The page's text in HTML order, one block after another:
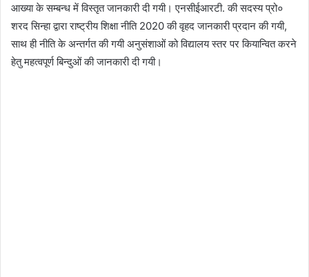
आख्या के सम्बन्ध में विस्तृत जानकारी दी गयी। एनसीईआरटी. की सदस्य प्रो०
शरद सिन्हा द्वारा राष्ट्रीय शिक्षा नीति 2020 की वृहद जानकारी प्रदान की गयी,
साथ ही नीति के अन्तर्गत की गयी अनुसंशाओं को विद्यालय स्तर पर कियान्वित करने
हेतु महत्वपूर्ण बिन्दुओं की जानकारी दी गयी।